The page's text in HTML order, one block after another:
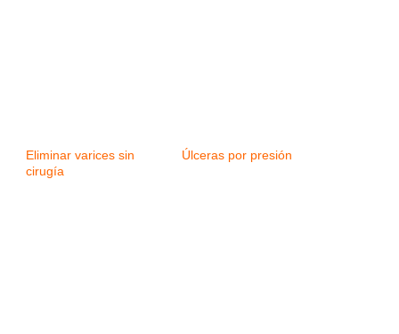
Eliminar varices sin
cirugía
Úlceras por presión